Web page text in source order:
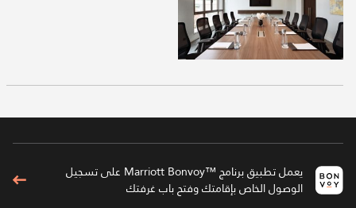
يعمل تطبيق برنامج ™Marriott Bonvoy على تسجيل
الوصول الخاص بإقامتك وفتح باب غرفتك